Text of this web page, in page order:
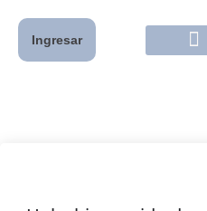
Ingresar